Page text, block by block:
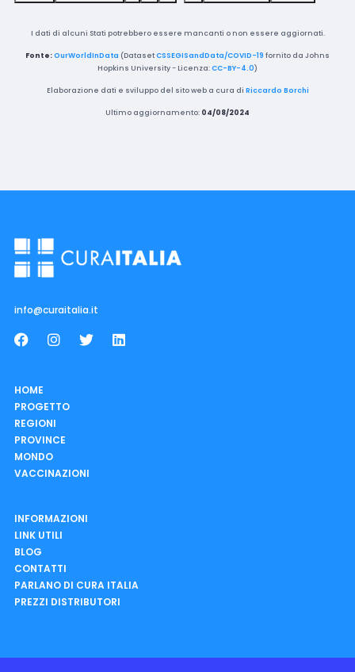
I dati di alcuni Stati potrebbero essere mancanti o non essere aggiornati.
Fonte:OurWorldInData (DatasetCSSEGISandData/COVID-19 fornito da Johns
Hopkins University - Licenza:CC-BY-4.0)
Elaborazione dati e sviluppo del sito web a cura di Riccardo Borchi
Ultimo aggiornamento: 04/08/2024
info@curaitalia.it
HOME
PROGETTO
REGIONI
PROVINCE
MONDO
VACCINAZIONI
INFORMAZIONI
LINK UTILI
BLOG
CONTATTI
PARLANO DI CURA ITALIA
PREZZI DISTRIBUTORI